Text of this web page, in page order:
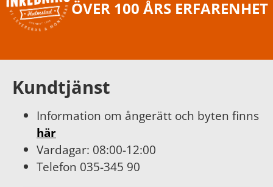
ÖVER 100 ÅRS ERFARENHET
Kundtjänst
Information om ångerätt och byten finns
här
Vardagar: 08:00-12:00
Telefon 035-345 90